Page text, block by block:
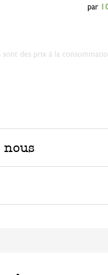
par
sont des prix à la
nous